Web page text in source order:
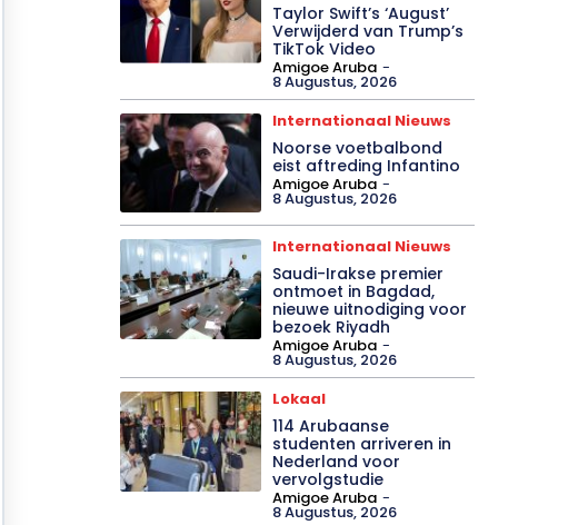
Taylor Swift’s ‘August’
Verwijderd van Trump’s
TikTok Video
Amigoe Aruba -
8 Augustus, 2026
Internationaal Nieuws
Noorse voetbalbond
eist aftreding Infantino
Amigoe Aruba -
8 Augustus, 2026
Internationaal Nieuws
Saudi-Irakse premier
ontmoet in Bagdad,
nieuwe uitnodiging voor
bezoek Riyadh
Amigoe Aruba -
8 Augustus, 2026
Lokaal
114 Arubaanse
studenten arriveren in
Nederland voor
vervolgstudie
Amigoe Aruba -
8 Augustus, 2026